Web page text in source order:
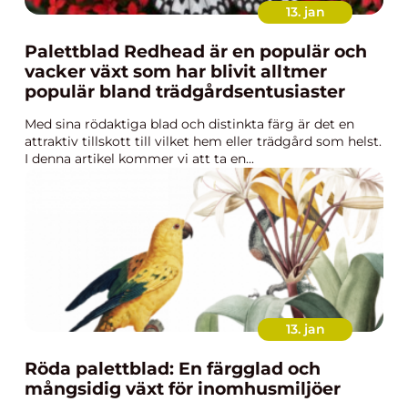
13. jan
Palettblad Redhead är en populär och
vacker växt som har blivit alltmer
populär bland trädgårdsentusiaster
Med sina rödaktiga blad och distinkta färg är det en
attraktiv tillskott till vilket hem eller trädgård som helst.
I denna artikel kommer vi att ta en...
13. jan
Röda palettblad: En färgglad och
mångsidig växt för inomhusmiljöer